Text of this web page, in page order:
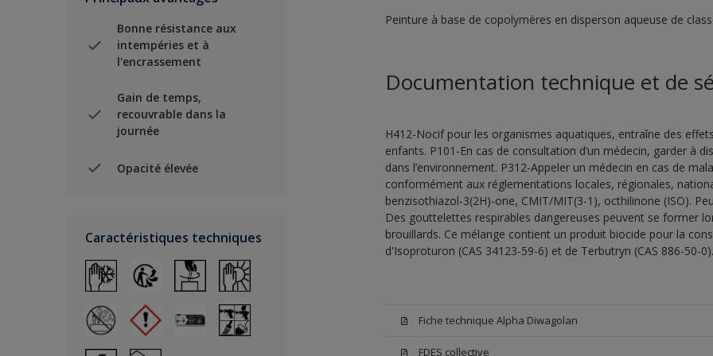
Bonne résistance aux
intempéries et à
l'encrassement
Gain de temps,
recouvrable dans la
journée
Opacité élevée
Caractéristiques techniques
Peinture à base de copolymères en disperson aqueuse de
Documentation technique et de
H412-Nocif pour les organismes aquatiques, entraîne des
enfants. P101-En cas de consultation d’un médecin, garder à
dans l’environnement. P312-Appeler un médecin en cas de
conformément aux réglementations locales, régionales,
benzisothiazol-3(2H)-one, CMIT/MIT(3-1), octhilinone (ISO).
Des gouttelettes respirables dangereuses peuvent se former
brouillards. Ce mélange contient un produit biocide pour la
d'Isoproturon (CAS 34123-59-6) et de Terbutryn (CAS 886-50-
Fiche technique Alpha Diwagolan
FDES collective